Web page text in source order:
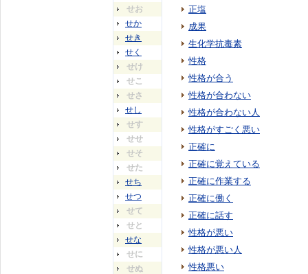
せお
せか
せき
せく
せけ
せこ
せさ
せし
せす
せせ
せそ
せた
せち
せつ
せて
せと
せな
せに
せぬ
正塩
成果
生化学抗毒素
性格
性格が合う
性格が合わない
性格が合わない人
性格がすごく悪い
正確に
正確に覚えている
正確に作業する
正確に働く
正確に話す
性格が悪い
性格が悪い人
性格悪い